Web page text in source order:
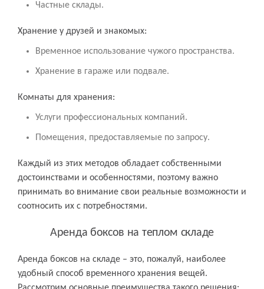
Частные склады.
Хранение у друзей и знакомых:
Временное использование чужого пространства.
Хранение в гараже или подвале.
Комнаты для хранения:
Услуги профессиональных компаний.
Помещения, предоставляемые по запросу.
Каждый из этих методов обладает собственными
достоинствами и особенностями, поэтому важно
принимать во внимание свои реальные возможности и
соотносить их с потребностями.
Аренда боксов на теплом складе
Аренда боксов на складе – это, пожалуй, наиболее
удобный способ временного хранения вещей.